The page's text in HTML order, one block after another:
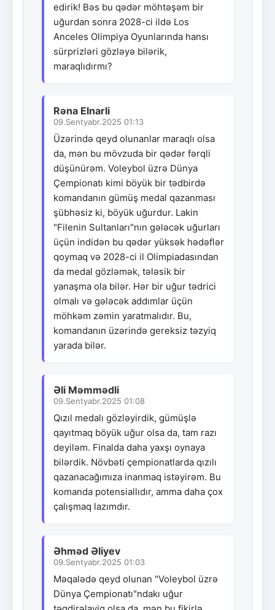
edirik! Bəs bu qədər möhtəşəm bir
uğurdan sonra 2028-ci ildə Los
Anceles Olimpiya Oyunlarında hansı
sürprizləri gözləyə bilərik,
maraqlıdırmı?
Rəna Elnarli
09.Sentyabr.2025 01:13
Üzərində qeyd olunanlar maraqlı olsa
da, mən bu mövzuda bir qədər fərqli
düşünürəm. Voleybol üzrə Dünya
Çempionatı kimi böyük bir tədbirdə
komandanın gümüş medal qazanması
şübhəsiz ki, böyük uğurdur. Lakin
"Filenin Sultanları"nın gələcək uğurları
üçün indidən bu qədər yüksək hədəflər
qoymaq və 2028-ci il Olimpiadasından
da medal gözləmək, tələsik bir
yanaşma ola bilər. Hər bir uğur tədrici
olmalı və gələcək addımlar üçün
möhkəm zəmin yaratmalıdır. Bu,
komandanın üzərində gereksiz təzyiq
yarada bilər.
Əli Məmmədli
09.Sentyabr.2025 01:08
Qızıl medalı gözləyirdik, gümüşlə
qayıtmaq böyük uğur olsa da, tam razı
deyiləm. Finalda daha yaxşı oynaya
bilərdik. Növbəti çempionatlarda qızılı
qazanacağımıza inanmaq istəyirəm. Bu
komanda potensiallıdır, amma daha çox
çalışmaq lazımdır.
Əhməd Əliyev
09.Sentyabr.2025 01:03
Məqalədə qeyd olunan "Voleybol üzrə
Dünya Çempionatı"ndakı uğur